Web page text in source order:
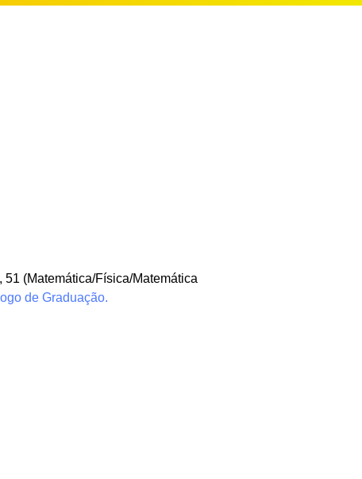
(Matemática/Física/Matemática
de Graduação.